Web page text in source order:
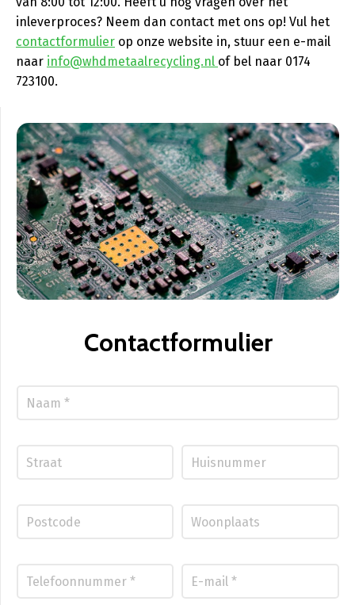
inleverproces? Neem dan contact met ons op! Vul het
contactformulier op onze website in, stuur een e-mail
naar info@whdmetaalrecycling.nl of bel naar 0174
723100.
Contactformulier